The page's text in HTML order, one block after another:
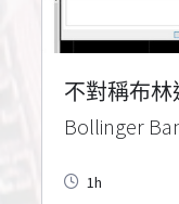
不對稱布林
Bollinger
1h